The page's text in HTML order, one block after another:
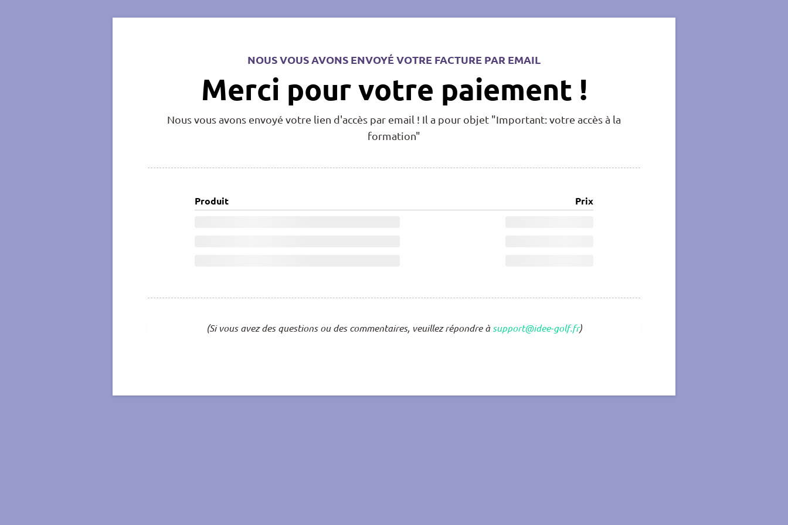
NOUS VOUS AVONS ENVOYÉ VOTRE FACTURE PAR EMAIL
Merci pour votre paiement !
Nous vous avons envoyé votre lien d'accès par email ! Il a pour objet "Important: votre accès à la
formation"
Produit Prix
(Si vous avez des questions ou des commentaires, veuillez répondre à support@idee-golf.fr)